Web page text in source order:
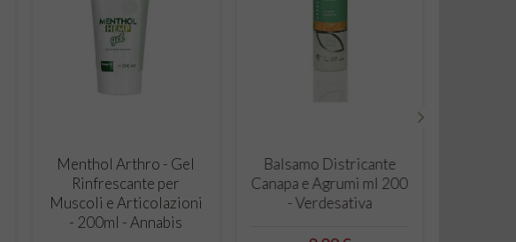
CARRELLO
Menthol Arthro - Gel
Rinfrescante per
Muscoli e Articolazioni
- 200ml - Annabis
CARRELLO
Balsamo Districante
Canapa e Agrumi ml 200
- Verdesativa